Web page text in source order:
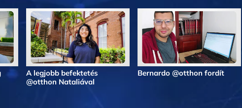
A legjobb befektetés
@otthon Nataliával
Bernardo @otthon fordít